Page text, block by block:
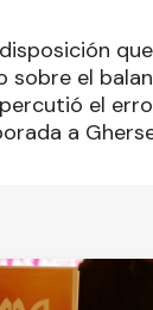
el
el
a